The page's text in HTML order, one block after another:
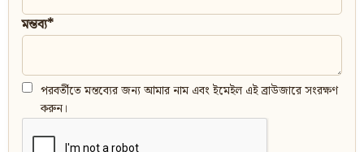
মন্তব্য*
পরবর্তীতে মন্তব্যের জন্য আমার নাম এবং ইমেইল এই ব্রাউজারে সংরক্ষণ
করুন।